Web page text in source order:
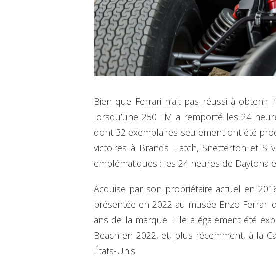
Bien que Ferrari n’ait pas réussi à
lorsqu’une 250 LM a remporté les 24
dont 32 exemplaires seulement ont été
victoires à Brands Hatch, Snetterton et
emblématiques : les 24 heures de Daytona
Acquise par son propriétaire actuel en
présentée en 2022 au musée Enzo Ferrari
ans de la marque. Elle a également été
Beach en 2022, et, plus récemment, à la
États-Unis.